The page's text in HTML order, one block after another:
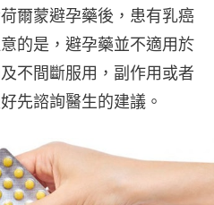
爾蒙避孕藥後，患有乳癌
的是，避孕藥並不適用於
不間斷服用，副作用或者
先諮詢醫生的建議。